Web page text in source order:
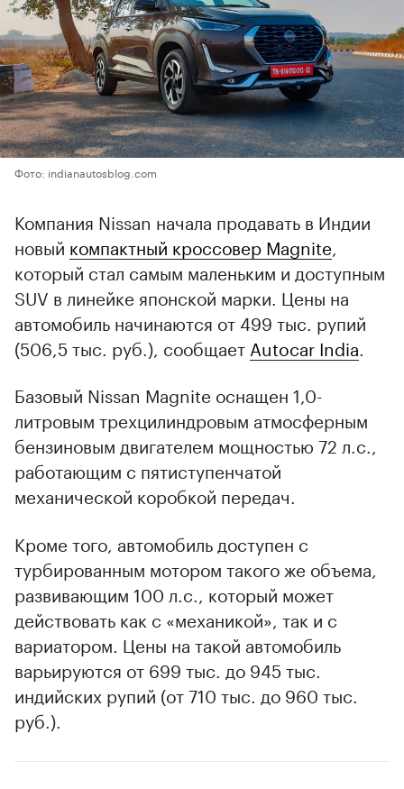
Фото: indianautosblog.com
Компания Nissan начала продавать в Индии
новый компактный кроссовер Magnite
который стал самым маленьким и доступным
SUV в линейке японской марки. Цены на
автомобиль начинаются от 499 тыс. рупий
(506,5 тыс. руб.), сообщает Autocar India
Базовый Nissan Magnite оснащен 1,0-
литровым трехцилиндровым атмосферным
бензиновым двигателем мощностью 72 л.с.,
работающим с пятиступенчатой
механической коробкой передач.
Кроме того, автомобиль доступен с
турбированным мотором такого же объема,
развивающим 100 л.с., который может
действовать как с «механикой», так и с
вариатором. Цены на такой автомобиль
варьируются от 699 тыс. до 945 тыс.
индийских рупий (от 710 тыс. до 960 тыс.
руб.).